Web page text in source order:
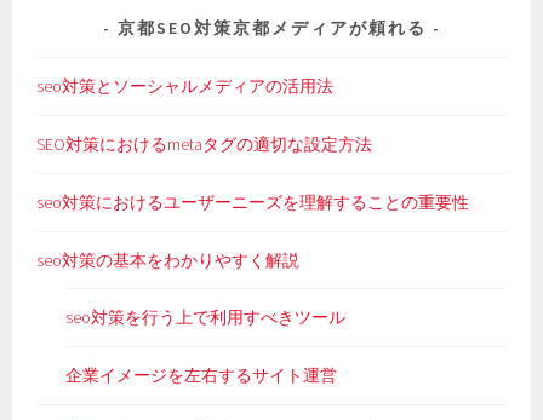
京都SEO対策京都メディアが頼れる
seo対策とソーシャルメディアの活用法
SEO対策におけるmetaタグの適切な設定方法
seo対策におけるユーザーニーズを理解することの重要性
seo対策の基本をわかりやすく解説
seo対策を行う上で利用すべきツール
企業イメージを左右するサイト運営